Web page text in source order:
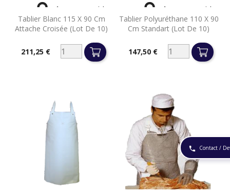
phone Contact /
Tablier Blanc 115 X 90 Cm
Attache Croisée (lot De 10)
Prix211,25 €
 Aperçu rapide
Tablier Polyuréthane 110 X 90
Cm Standart (lot De 10)
Prix147,50 €
 Aperçu rapide